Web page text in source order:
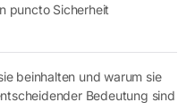
puncto Sicherheit
beinhalten und warum sie
Bedeutung sind